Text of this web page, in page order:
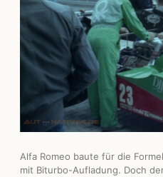
Alfa Romeo baute für die
mit Biturbo-Aufladung. Doch